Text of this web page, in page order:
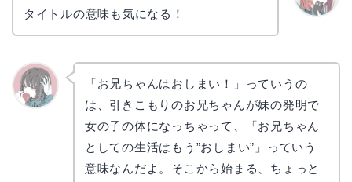
タイトルの意味も気になる！
「お兄ちゃんはおしまい！」っていうの
は、引きこもりのお兄ちゃんが妹の発明で
女の子の体になっちゃって、「お兄ちゃん
としての生活はもう”おしまい”」っていう
意味なんだよ。そこから始まる、ちょっと